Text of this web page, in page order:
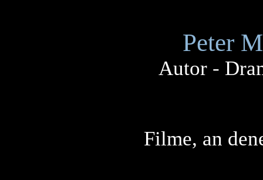
Peter
Autor-
Filme, an